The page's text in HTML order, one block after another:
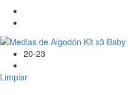
20-23
Limpiar